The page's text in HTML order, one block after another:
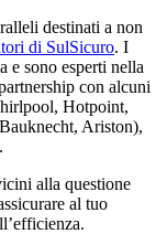
destinati a non
di SulSicuro. I
e sono esperti nella
con alcuni
Hotpoint,
Ariston),
alla questione
al tuo